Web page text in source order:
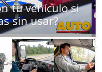
destino de
región